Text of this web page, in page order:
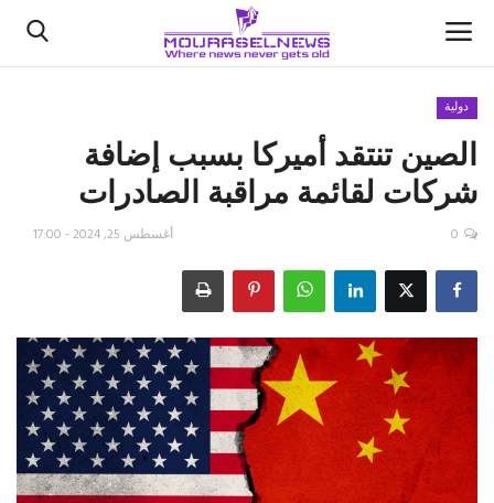
الأخبار
كتّابنا
اقتصاد
علوم وتكنولوجيا
رياضة
فيديو
دولية
الصين تنتقد أميركا بسبب إضافة
شركات لقائمة مراقبة الصادرات
أغسطس 25, 2024 - 17:00 0